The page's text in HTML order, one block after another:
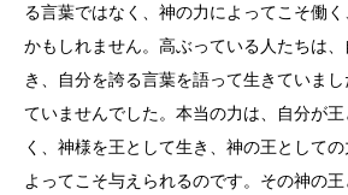
る言葉ではなく、神の力によってこそ働
かもしれません。高ぶっている人たちは
き、自分を誇る言葉を語って生きていま
ていませんでした。本当の力は、自分が
く、神様を王として生き、神の王として
よってこそ与えられるのです。その神の